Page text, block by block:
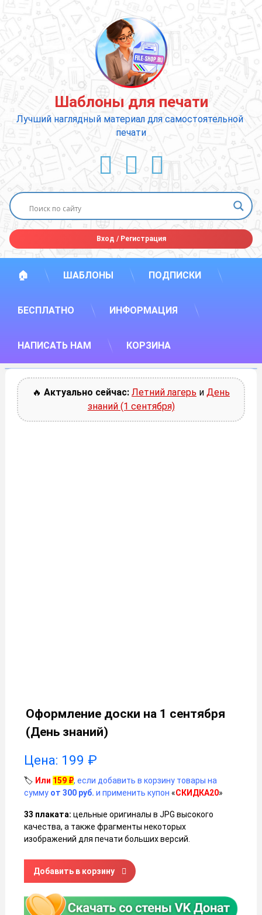
содержимому
Шаблоны для печати
Лучший наглядный материал для самостоятельной
печати
ВКонтакте
YouTube
E-mail
Вход /Регистрация
🏠 ШАБЛОНЫ ПОДПИСКИ
БЕСПЛАТНО ИНФОРМАЦИЯ
НАПИСАТЬ НАМ КОРЗИНА
🔥 Актуально сейчас: Летний лагерь и День
знаний (1 сентября)
Оформление доски на 1 сентября
(День знаний)
Цена: 199 ₽
🏷️ Или 159 ₽, если добавить в корзину товары на
сумму от 300 руб. и применить купон «СКИДКА20»
33 плаката: цельные оригиналы в JPG высокого
качества, а также фрагменты некоторых
изображений для печати больших версий.
Количество товара Оформление доски на 1 сентября
Добавить в корзину